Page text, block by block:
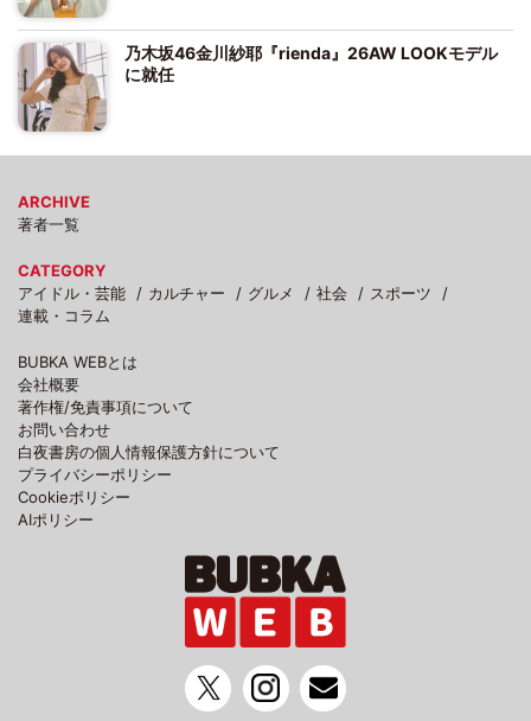
乃木坂46金川紗耶『rienda』26AW LOOKモデル
に就任
ARCHIVE
著者一覧
CATEGORY
アイドル・芸能
カルチャー グルメ 社会
スポーツ
連載・コラム
BUBKA WEBとは
会社概要
著作権/免責事項について
お問い合わせ
白夜書房の個人情報保護方針について
プライバシーポリシー
Cookieポリシー
AIポリシー